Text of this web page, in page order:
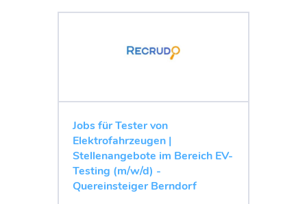
Jobs für Tester von
Elektrofahrzeugen |
Stellenangebote im Bereich EV-
Testing (m/w/d) -
Quereinsteiger Berndorf